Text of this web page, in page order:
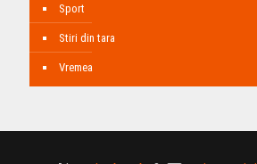
Sport
Stiri din tara
Vremea